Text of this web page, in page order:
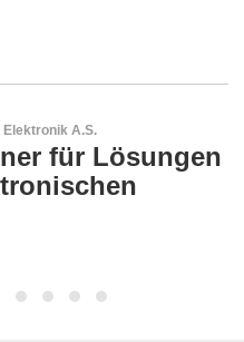
mit